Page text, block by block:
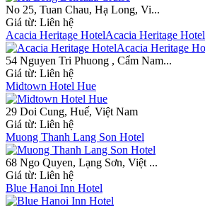
No 25, Tuan Chau, Hạ Long, Vi...
Giá từ: Liên hệ
Acacia Heritage HotelAcacia Heritage Hotel
54 Nguyen Tri Phuong , Cẩm Nam...
Giá từ: Liên hệ
Midtown Hotel Hue
29 Doi Cung, Huế, Việt Nam
Giá từ: Liên hệ
Muong Thanh Lang Son Hotel
68 Ngo Quyen, Lạng Sơn, Việt ...
Giá từ: Liên hệ
Blue Hanoi Inn Hotel